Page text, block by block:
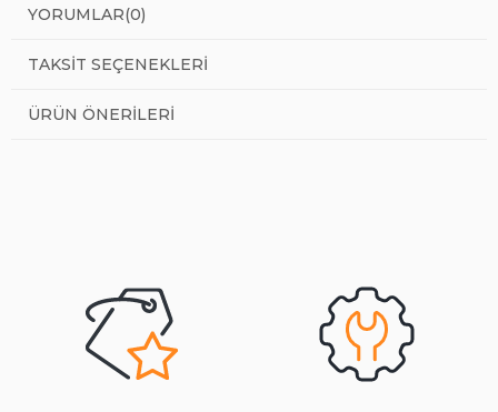
YORUMLAR(0)
TAKSIT SEÇENEKLERI
ÜRÜN ÖNERILERI